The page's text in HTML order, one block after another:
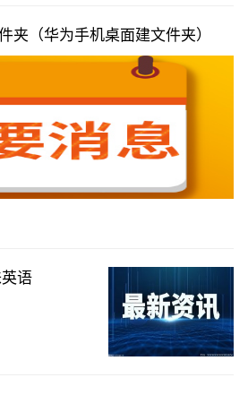
夹（华为手机桌面建文件夹）
语